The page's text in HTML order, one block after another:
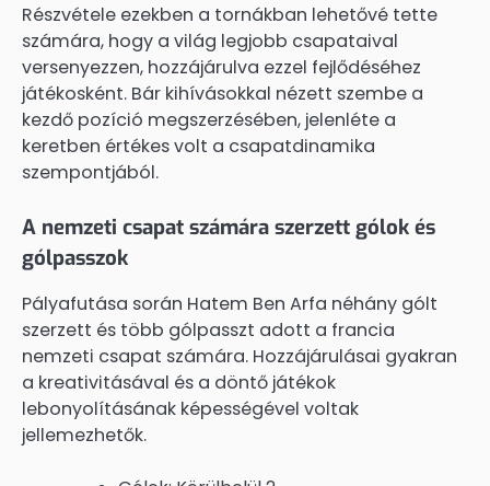
Részvétele ezekben a tornákban lehetővé tette
számára, hogy a világ legjobb csapataival
versenyezzen, hozzájárulva ezzel fejlődéséhez
játékosként. Bár kihívásokkal nézett szembe a
kezdő pozíció megszerzésében, jelenléte a
keretben értékes volt a csapatdinamika
szempontjából.
A nemzeti csapat számára szerzett gólok és
gólpasszok
Pályafutása során Hatem Ben Arfa néhány gólt
szerzett és több gólpasszt adott a francia
nemzeti csapat számára. Hozzájárulásai gyakran
a kreativitásával és a döntő játékok
lebonyolításának képességével voltak
jellemezhetők.